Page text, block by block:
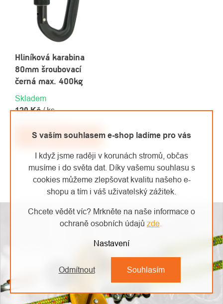
S vaším souhlasem e-shop ladíme pro vás
I když jsme raději v korunách stromů, občas
musíme i do světa dat. Díky vašemu souhlasu s
cookies můžeme zlepšovat kvalitu našeho e-
shopu a tím i váš uživatelský zážitek.
Chcete vědět víc? Mrkněte na naše informace o
ochraně osobních údajů zde.
Nastavení
Odmítnout Souhlasím
Hliníková karabina
80mm šroubovací
černá max. 400kg
Skladem
120 Kč/ ks
Do košíku
OVLÁDACÍ
PRVKY
VÝPISU